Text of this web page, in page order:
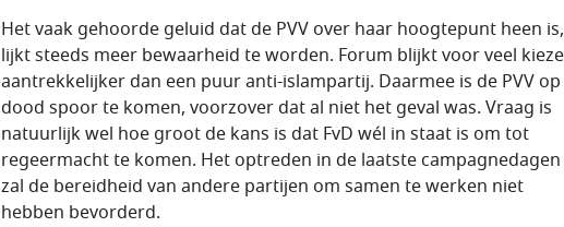
Het vaak gehoorde geluid dat de PVV over haar hoogtepunt heen is,
lijkt steeds meer bewaarheid te worden. Forum blijkt voor veel
aantrekkelijker dan een puur anti-islampartij. Daarmee is de PVV op
dood spoor te komen, voorzover dat al niet het geval was. Vraag is
natuurlijk wel hoe groot de kans is dat FvD wél in staat is om tot
regeermacht te komen. Het optreden in de laatste campagnedagen
zal de bereidheid van andere partijen om samen te werken niet
hebben bevorderd.